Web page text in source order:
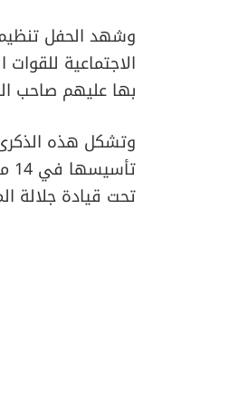
وشهد الحفل
الاجتماعية
بها عليهم صاحب
وتشكل هذه الذكرى
تحت قيادة جلالة